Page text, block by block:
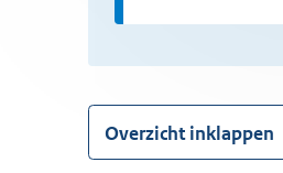
Overzicht inklappen